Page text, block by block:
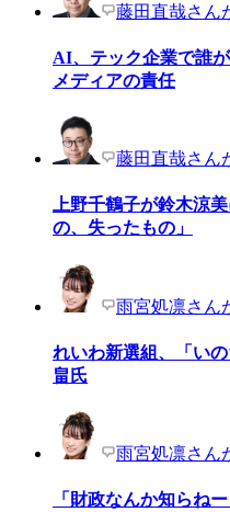
藤田直哉さん
AI、テック企業で誰
メディアの責任
藤田直哉さん
上野千鶴子が鈴木涼
の、失ったもの」
雨宮処凛さん
れいわ新選組、「い
畠氏
雨宮処凛さん
「財政なんか知らね